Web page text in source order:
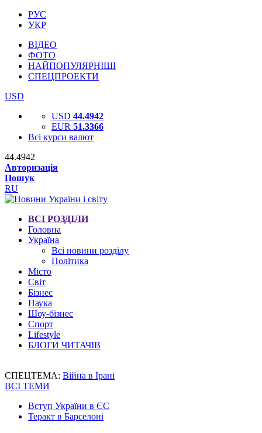
РУС
УКР
ВІДЕО
ФОТО
НАЙПОПУЛЯРНІШІ
СПЕЦПРОЕКТИ
USD
USD 44.4942
EUR 51.3366
Всі курси валют
44.4942
Авторизація
Пошук
RU
ВСІ РОЗДІЛИ
Головна
Україна
Всі новини розділу
Політика
Місто
Світ
Бізнес
Наука
Шоу-бізнес
Спорт
Lifestyle
БЛОГИ ЧИТАЧІВ
СПЕЦТЕМА: Війна в Ірані
ВСІ ТЕМИ
Вступ України в ЄС
Теракт в Барселоні